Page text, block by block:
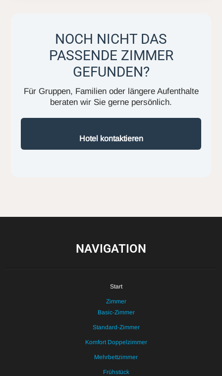
NOCH NICHT DAS
PASSENDE ZIMMER
GEFUNDEN?
Für Gruppen, Familien oder längere Aufenthalte
beraten wir Sie gerne persönlich.
Hotel kontaktieren
NAVIGATION
Start
Zimmer
Basic-Zimmer
Standard-Zimmer
Komfort Doppelzimmer
Mehrbettzimmer
Frühstück